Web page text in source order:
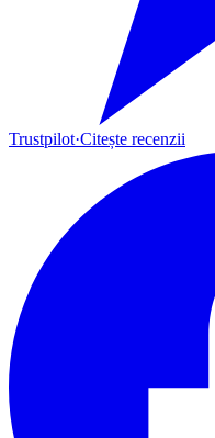
Trustpilot·Citește recenzii